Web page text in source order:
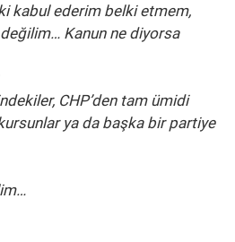
kabul ederim belki etmem,
Kanun ne diyorsa
CHP’den tam ümidi
ya da başka bir partiye